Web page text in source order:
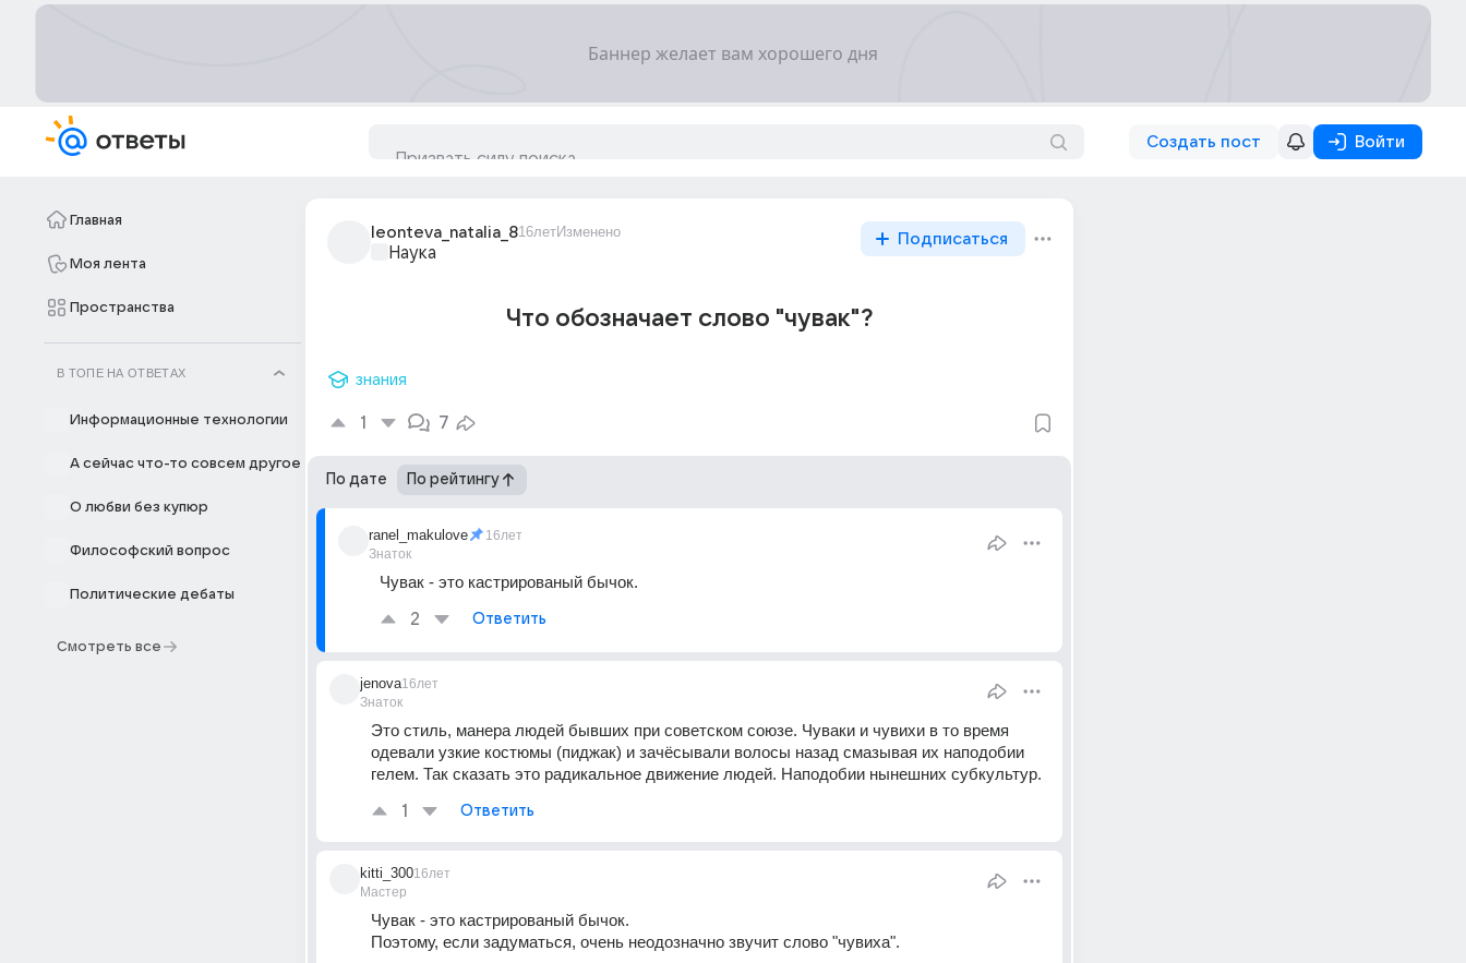
Создать пост Войти
Главная
Моя лента
Пространства
В ТОПЕ НА ОТВЕТАХ
Информационные технологии
А сейчас что-то совсем другое
О любви без купюр
Философский вопрос
Политические дебаты
Смотреть все
leonteva_natalia_816летИзменено
Наука
Подписаться
Что обозначает слово "чувак"?
знания
1 7
По дате По рейтингу
ranel_makulove
Знаток
16лет
Чувак - это кастрированый бычок.
2 Ответить
jenova
Знаток
16лет
Это стиль, манера людей бывших при советском союзе. Чуваки и чувихи в то время
одевали узкие костюмы (пиджак) и зачёсывали волосы назад смазывая их наподобии
гелем. Так сказать это радикальное движение людей. Наподобии нынешних субкультур.
1 Ответить
kitti_300
Мастер
16лет
Чувак - это кастрированый бычок.
Поэтому, если задуматься, очень неодозначно звучит слово "чувиха".